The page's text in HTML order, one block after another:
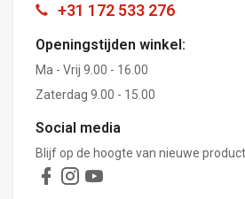
+31 172 533 276
Openingstijden winkel:
Ma - Vrij 9.00 - 16.00
Zaterdag 9.00 - 15.00
Social media
Blijf op de hoogte van nieuwe